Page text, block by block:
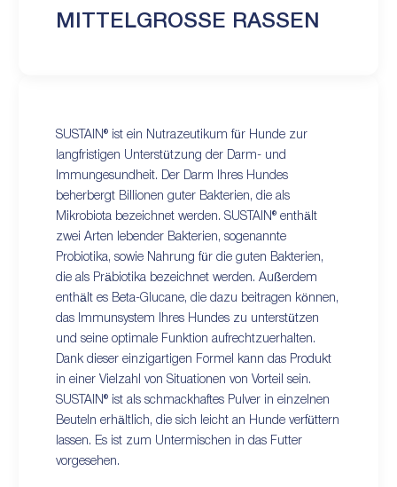
MITTELGROSSE RASSEN
SUSTAIN® ist ein Nutrazeutikum für Hunde zur
langfristigen Unterstützung der Darm- und
Immungesundheit. Der Darm Ihres Hundes
beherbergt Billionen guter Bakterien, die als
Mikrobiota bezeichnet werden. SUSTAIN® enthält
zwei Arten lebender Bakterien, sogenannte
Probiotika, sowie Nahrung für die guten Bakterien,
die als Präbiotika bezeichnet werden. Außerdem
enthält es Beta-Glucane, die dazu beitragen können,
das Immunsystem Ihres Hundes zu unterstützen
und seine optimale Funktion aufrechtzuerhalten.
Dank dieser einzigartigen Formel kann das Produkt
in einer Vielzahl von Situationen von Vorteil sein.
SUSTAIN® ist als schmackhaftes Pulver in einzelnen
Beuteln erhältlich, die sich leicht an Hunde verfüttern
lassen. Es ist zum Untermischen in das Futter
vorgesehen.